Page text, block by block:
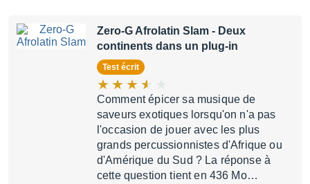
Zero-G Afrolatin Slam - Deux
continents dans un plug-in
Test écrit
Comment épicer sa musique de
saveurs exotiques lorsqu'on n'a pas
l'occasion de jouer avec les plus
grands percussionnistes d'Afrique ou
d'Amérique du Sud ? La réponse à
cette question tient en 436 Mo…